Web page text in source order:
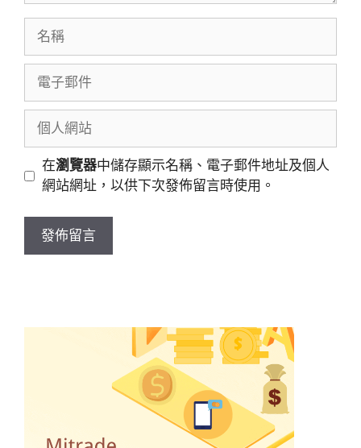
郵
站
在瀏覽器中儲存顯示名稱、電子郵件地址及個人
網站網址，以供下次發佈留言時使用。